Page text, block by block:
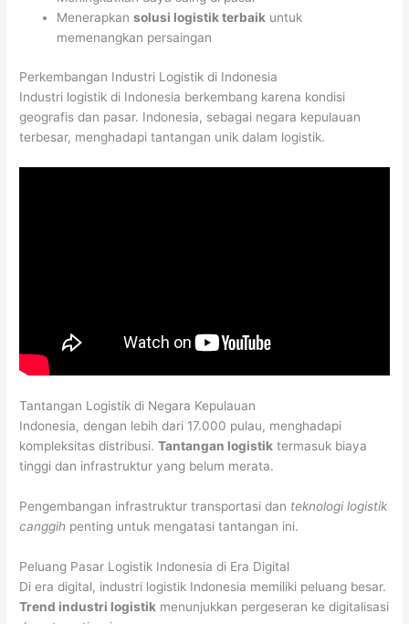
Menerapkansolusi logistik terbaik untuk
memenangkan persaingan
Perkembangan Industri Logistik di Indonesia
Industri logistik di Indonesia berkembang karena kondisi
geografis dan pasar. Indonesia, sebagai negara kepulauan
terbesar, menghadapi tantangan unik dalam logistik.
Tantangan Logistik di Negara Kepulauan
Indonesia, dengan lebih dari 17.000 pulau, menghadapi
kompleksitas distribusi.Tantangan logistik termasuk biaya
tinggi dan infrastruktur yang belum merata.
Pengembangan infrastruktur transportasi dan teknologi logistik
canggih penting untuk mengatasi tantangan ini.
Peluang Pasar Logistik Indonesia di Era Digital
Di era digital, industri logistik Indonesia memiliki peluang besar.
Trend industri logistik menunjukkan pergeseran ke digitalisasi